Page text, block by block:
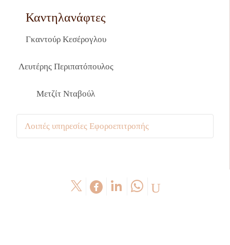
Καντηλανάφτες
Γκαντούρ Κεσέρογλου
Λευτέρης Περιπατόπουλος
Μετζίτ Νταβούλ
Λοιπές υπηρεσίες Εφοροεπιτροπής